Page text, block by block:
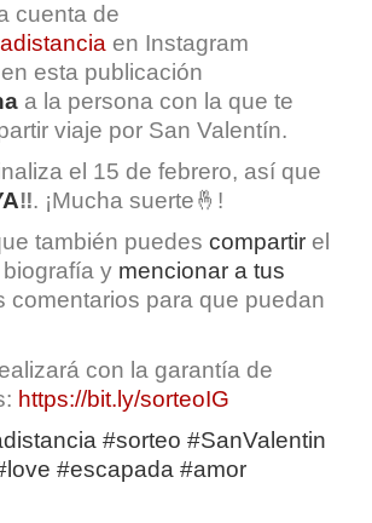
cuenta de
en Instagram
en esta publicación
a la persona con la que te
viaje por San Valentín.
el 15 de febrero, así que
‼️. ¡Mucha suerte🤞!
también puedes compartir el
y mencionar a tus
comentarios para que puedan
con la garantía de
https://bit.ly/sorteoIG
#sorteo #SanValentin
#escapada #amor